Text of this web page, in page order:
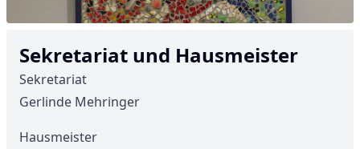
Sekretariat und Hausmeister
Sekretariat
Gerlinde Mehringer
Hausmeister